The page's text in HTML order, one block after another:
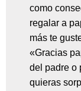
como
regalar a
más te
«Gracias
del padre o
quieras